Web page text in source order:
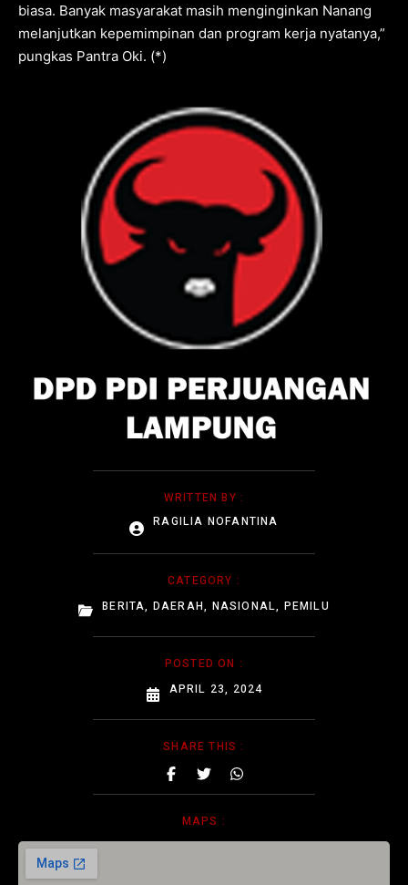
WRITTEN BY :
RAGILIA NOFANTINA
CATEGORY :
BERITA, DAERAH, NASIONAL, PEMILU
POSTED ON :
APRIL 23, 2024
SHARE THIS :
MAPS :
biasa. Banyak masyarakat masih menginginkan Nanang
melanjutkan kepemimpinan dan program kerja nyatanya,”
pungkas Pantra Oki. (*)